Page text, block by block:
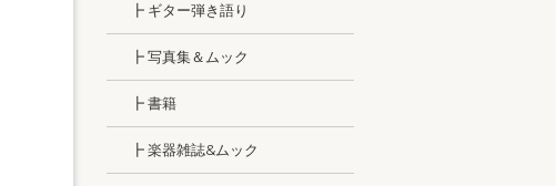
┣ ギター弾き語り
┣ 写真集＆ムック
┣ 書籍
┣ 楽器雑誌&ムック